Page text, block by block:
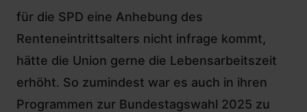
für die SPD eine Anhebung des
Renteneintrittsalters nicht infrage kommt,
hätte die Union gerne die Lebensarbeitszeit
erhöht. So zumindest war es auch in ihren
Programmen zur Bundestagswahl 2025 zu